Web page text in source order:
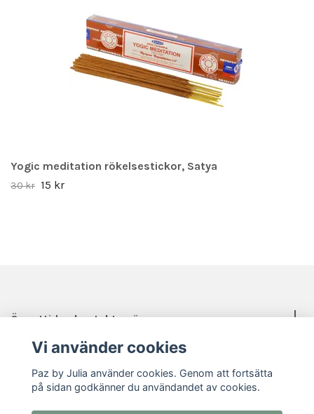
Yogic meditation rökelsestickor, Satya
30 kr 15 kr
Öppettider, kontakt, mässor mm.
Vi använder cookies
Paz by Julia använder cookies. Genom att fortsätta
på sidan godkänner du användandet av cookies.